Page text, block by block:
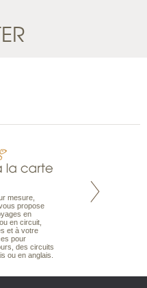
mesure,
propose
en
en circuit,
et à votre
pour
des circuits
ou en anglais.
Parce qu'ils sont